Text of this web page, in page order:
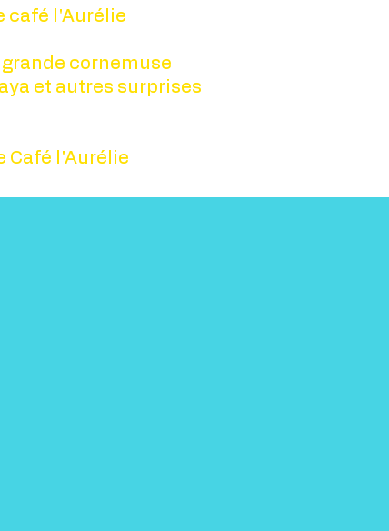
café l'Aurélie
cornemuse
et autres surprises
Café l'Aurélie